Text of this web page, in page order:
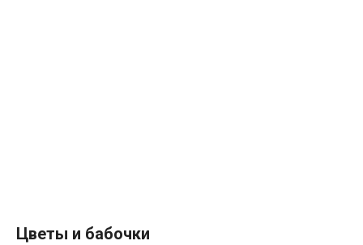
Цветы и бабочки